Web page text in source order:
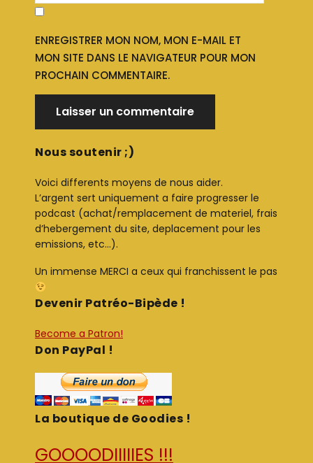
ENREGISTRER MON NOM, MON E-MAIL ET
MON SITE DANS LE NAVIGATEUR POUR MON
PROCHAIN COMMENTAIRE.
Nous soutenir ;)
Voici differents moyens de nous aider.
L’argent sert uniquement a faire progresser le
podcast (achat/remplacement de materiel, frais
d’hebergement du site, deplacement pour les
emissions, etc…).
Un immense MERCI a ceux qui franchissent le pas
Devenir Patréo-Bipède !
Become a Patron!
Don PayPal !
La boutique de Goodies !
GOOOODIIIIIES !!!